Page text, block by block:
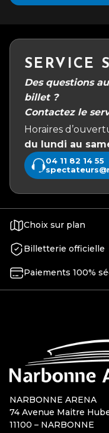
SERVICE
Des questions
billet ?
Contactez le
Horaires
du lundi au
04 11 82 14 55
Choix sur plan
Billetterie officielle
Paiements 100%
NARBONNE ARENA
74 Avenue Maitre
11100 – NARBONNE